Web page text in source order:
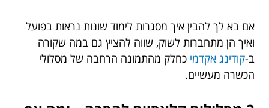
אם בא לך להבין איך מסגרות לימוד שונות נראות בפועל
ואיך הן מתחברות לשוק, שווה להציץ גם במה שקורה
ב-קודינג אקדמי כחלק מהתמונה הרחבה של מסלולי
הכשרה מעשיים.